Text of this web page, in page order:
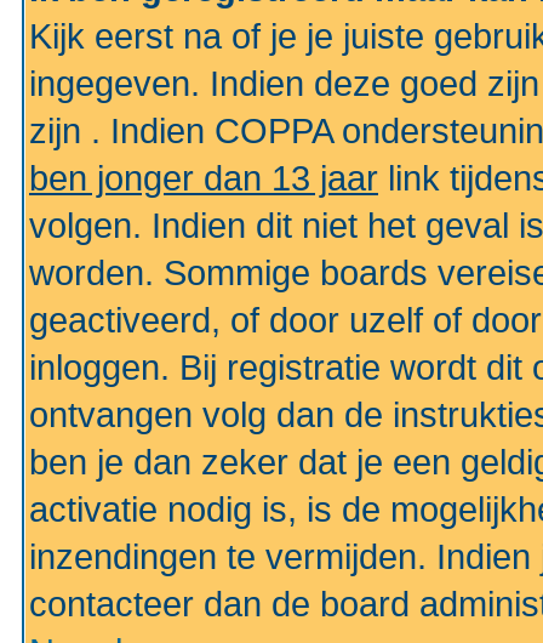
Kijk eerst na of je je juiste
ingegeven. Indien deze goed
zijn . Indien COPPA
ben jonger dan 13 jaar link
volgen. Indien dit niet het geval
worden. Sommige boards
geactiveerd, of door uzelf of
inloggen. Bij registratie wordt dit
ontvangen volg dan de
ben je dan zeker dat je een
activatie nodig is, is de
inzendingen te vermijden.
contacteer dan de board